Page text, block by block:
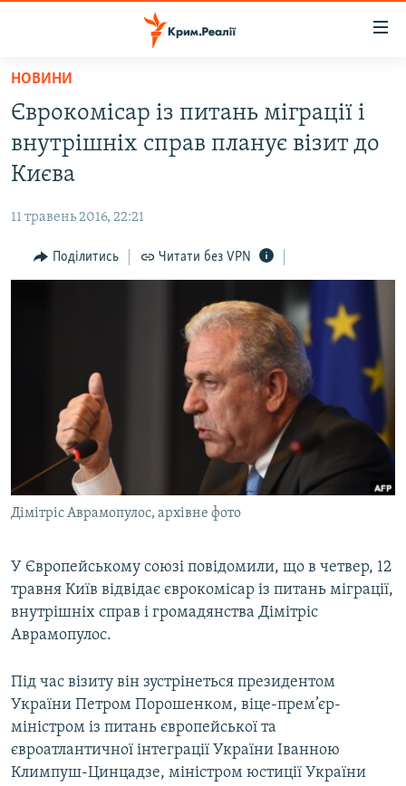
Перейти
основного
матеріалу
Перейти
до
основної
навігації
Перейти
до
ВОДА.КРИМ
ВІДЕО ТА ФОТО
БЛОГИ
ПОГЛЯД
ДЕПОРТАЦІЯ
ВІДЕОУРОКИ «ELIFBE»
СВІДЧЕННЯ ОКУПАЦІЇ
УКРАЇНСЬКА ПРОБЛЕМА КРИМУ
ІНФОГРАФІКА
ЯК ОБІЙТИ БЛОКУВАННЯ
Русский
Qırımtatar
ДОЛУЧАЙСЯ!
Усі сайти RFE/RL
НОВИНИ
Єврокомісар із питань міграції і
внутрішніх справ планує візит до
Києва
11 травень 2016, 22:21
Поділитись Читати без VPN
Дімітріс Аврамопулос, архівне фото
У Європейському союзі повідомили, що в четвер, 12
травня Київ відвідає єврокомісар із питань міграції,
внутрішніх справ і громадянства Дімітріс
Аврамопулос.
Під час візиту він зустрінеться президентом
України Петром Порошенком, віце-прем’єр-
міністром із питань європейської та
євроатлантичної інтеграції України Іванною
Климпуш-Цинцадзе, міністром юстиції України